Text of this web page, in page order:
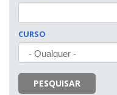
CURSO
PESQUISAR